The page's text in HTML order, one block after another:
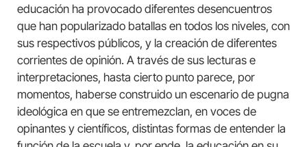
educación ha provocado diferentes desencuentros
que han popularizado batallas en todos los niveles, con
sus respectivos públicos, y la creación de diferentes
corrientes de opinión. A través de sus lecturas e
interpretaciones, hasta cierto punto parece, por
momentos, haberse construido un escenario de pugna
ideológica en que se entremezclan, en voces de
opinantes y científicos, distintas formas de entender la